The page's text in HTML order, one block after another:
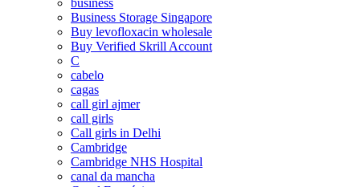
Business Storage Singapore
Buy levofloxacin wholesale
Buy Verified Skrill Account
C
cabelo
cagas
call girl ajmer
call girls
Call girls in Delhi
Cambridge
Cambridge NHS Hospital
canal da mancha